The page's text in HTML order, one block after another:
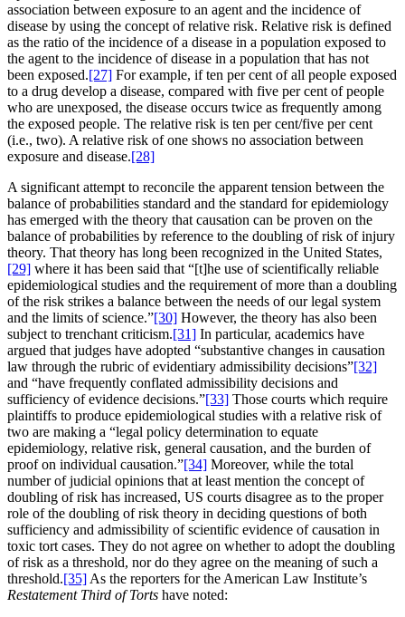
association between exposure to an agent and the incidence of
disease by using the concept of relative risk. Relative risk is defined
as the ratio of the incidence of a disease in a population exposed to
the agent to the incidence of disease in a population that has not
been exposed.[27] For example, if ten per cent of all people exposed
to a drug develop a disease, compared with five per cent of people
who are unexposed, the disease occurs twice as frequently among
the exposed people. The relative risk is ten per cent/five per cent
(i.e., two). A relative risk of one shows no association between
exposure and disease.[28]
A significant attempt to reconcile the apparent tension between the
balance of probabilities standard and the standard for epidemiology
has emerged with the theory that causation can be proven on the
balance of probabilities by reference to the doubling of risk of injury
theory. That theory has long been recognized in the United States,
[29] where it has been said that “[t]he use of scientifically reliable
epidemiological studies and the requirement of more than a doubling
of the risk strikes a balance between the needs of our legal system
and the limits of science.”[30] However, the theory has also been
subject to trenchant criticism.[31] In particular, academics have
argued that judges have adopted “substantive changes in causation
law through the rubric of evidentiary admissibility decisions”[32]
and “have frequently conflated admissibility decisions and
sufficiency of evidence decisions.”[33] Those courts which require
plaintiffs to produce epidemiological studies with a relative risk of
two are making a “legal policy determination to equate
epidemiology, relative risk, general causation, and the burden of
proof on individual causation.”[34] Moreover, while the total
number of judicial opinions that at least mention the concept of
doubling of risk has increased, US courts disagree as to the proper
role of the doubling of risk theory in deciding questions of both
sufficiency and admissibility of scientific evidence of causation in
toxic tort cases. They do not agree on whether to adopt the doubling
of risk as a threshold, nor do they agree on the meaning of such a
threshold.[35] As the reporters for the American Law Institute’s
Restatement Third of Torts have noted: